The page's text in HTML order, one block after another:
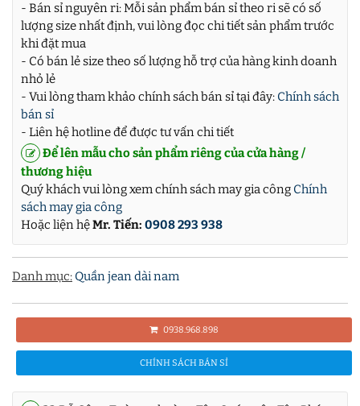
- Bán sỉ nguyên ri: Mỗi sản phẩm bán sỉ theo ri sẽ có số
lượng size nhất định, vui lòng đọc chi tiết sản phẩm trước
khi đặt mua
- Có bán lẻ size theo số lượng hỗ trợ của hàng kinh doanh
nhỏ lẻ
- Vui lòng tham khảo chính sách bán sỉ tại đây: Chính sách
bán sỉ
- Liên hệ hotline để được tư vấn chi tiết
Để lên mẫu cho sản phẩm riêng của cửa hàng /
thương hiệu
Quý khách vui lòng xem chính sách may gia công Chính
sách may gia công
Hoặc liện hệMr. Tiến: 0908 293 938
Danh mục: Quần jean dài nam
0938.968.898
CHÍNH SÁCH BÁN SỈ